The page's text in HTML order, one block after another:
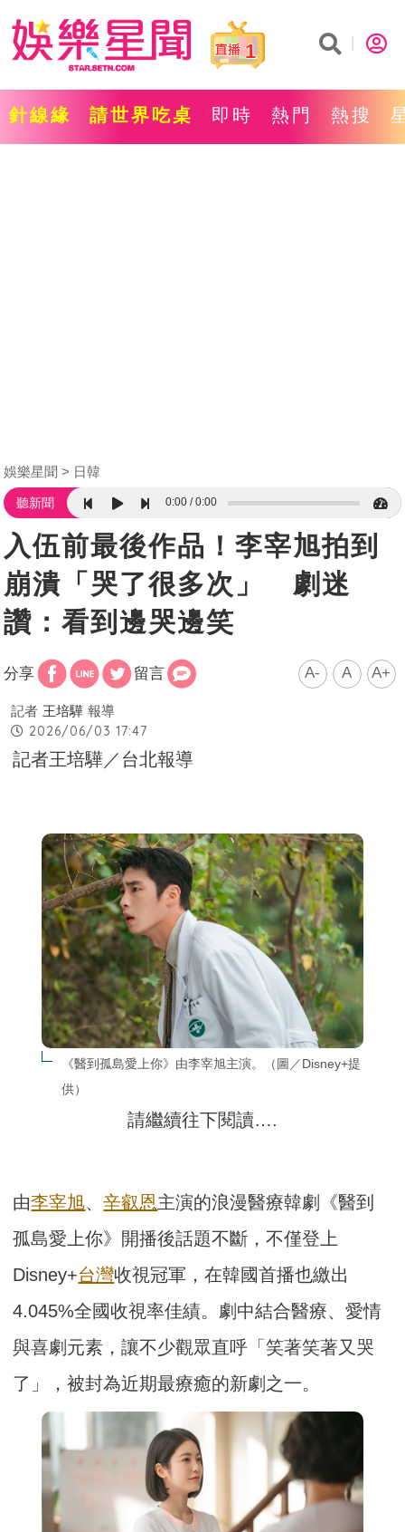
1
針線緣 請世界吃桌 即時 熱門 熱搜
娛樂星聞 日韓
聽新聞 0:00 0:00
入伍前最後作品！李宰旭拍到
崩潰「哭了很多次」 劇迷
讚：看到邊哭邊笑
分享 留言 A- A A+
記者 王培驊 報導
2026/06/03 17:47
記者王培驊／台北報導
《醫到孤島愛上你》由李宰旭主演。（圖／Disney+提
供）
請繼續往下閱讀….
由李宰旭、辛叡恩主演的浪漫醫療韓劇《醫到
孤島愛上你》開播後話題不斷，不僅登上
Disney+台灣收視冠軍，在韓國首播也繳出
4.045%全國收視率佳績。劇中結合醫療、愛情
與喜劇元素，讓不少觀眾直呼「笑著笑著又哭
了」，被封為近期最療癒的新劇之一。